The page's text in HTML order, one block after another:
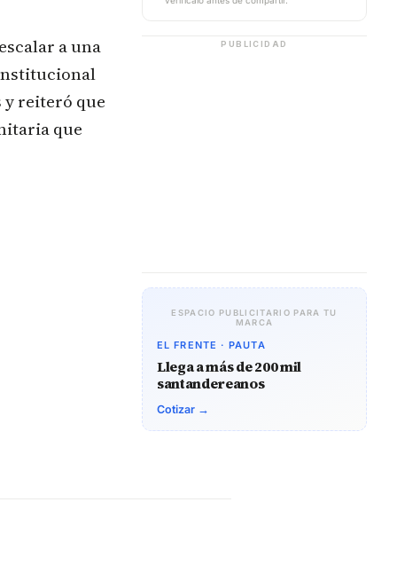
a una
y reiteró que
que
PUBLICIDAD
ESPACIO PUBLICITARIO PARA TU
MARCA
EL FRENTE · PAUTA
Llega a más de 200 mil
santandereanos
Cotizar →